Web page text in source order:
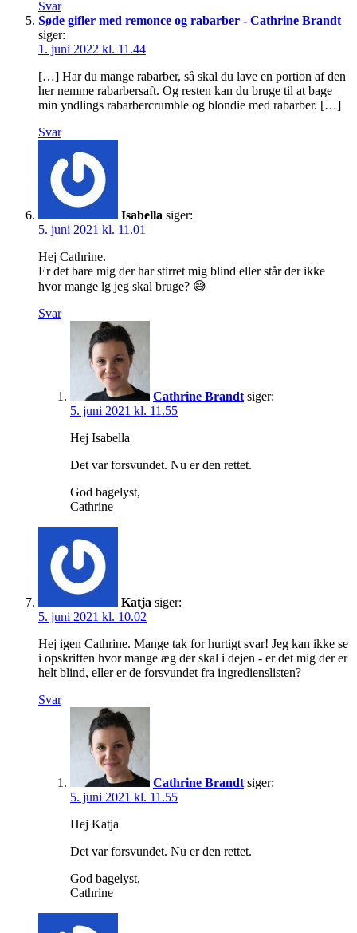
Svar
Søde gifler med remonce og rabarber - Cathrine Brandt
siger:
1. juni 2022 kl. 11.44
[…] Har du mange rabarber, så skal du lave en portion af den
her nemme rabarbersaft. Og resten kan du bruge til at bage
min yndlings rabarbercrumble og blondie med rabarber. […]
Svar
Isabella siger:
5. juni 2021 kl. 11.01
Hej Cathrine.
Er det bare mig der har stirret mig blind eller står der ikke
hvor mange lg jeg skal bruge? 😅
Svar
Cathrine Brandt siger:
5. juni 2021 kl. 11.55
Hej Isabella
Det var forsvundet. Nu er den rettet.
God bagelyst,
Cathrine
Katja siger:
5. juni 2021 kl. 10.02
Hej igen Cathrine. Mange tak for hurtigt svar! Jeg kan ikke se
i opskriften hvor mange æg der skal i dejen - er det mig der er
helt blind, eller er de forsvundet fra ingredienslisten?
Svar
Cathrine Brandt siger:
5. juni 2021 kl. 11.55
Hej Katja
Det var forsvundet. Nu er den rettet.
God bagelyst,
Cathrine